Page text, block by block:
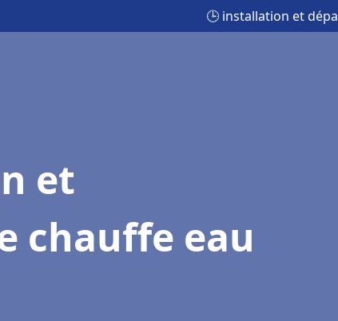
🕒 installation et
et
chauffe eau